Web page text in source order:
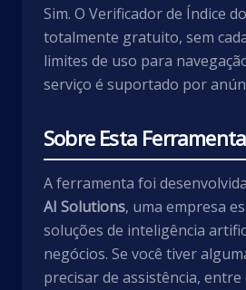
Sim. O Verificador de Índice
totalmente gratuito, sem
limites de uso para
serviço é suportado por
Sobre Esta Ferramenta
A ferramenta foi
AI Solutions, uma empresa
soluções de inteligência
negócios. Se você tiver
precisar de assistência,